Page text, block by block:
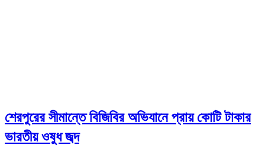
শেরপুরের সীমান্তে বিজিবির অভিযানে প্রায় কোটি টাকার
ভারতীয় ওষুধ জব্দ